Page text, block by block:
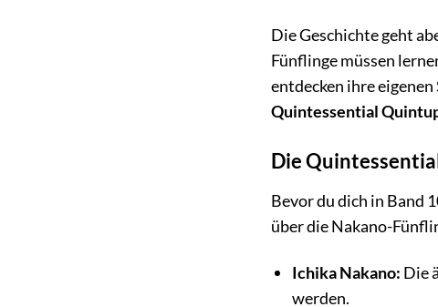
Die Geschichte geht
Fünflinge müssen
entdecken ihre
Quintessential
Die
Bevor du dich in Band
über die Nakano-
Ichika Nakano: Die
werden.